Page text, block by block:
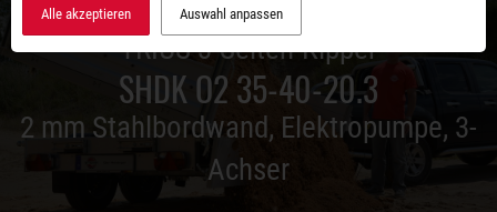
TRIUS 3-Seiten-Kipper
SHDK O2 35-40-20.3
2 mm Stahlbordwand, Elektropumpe, 3-
Achser
Alle akzeptieren Auswahl anpassen